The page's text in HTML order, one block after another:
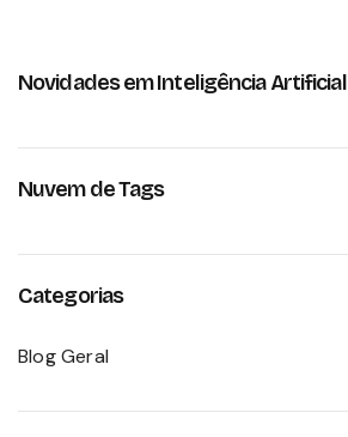
Novidades em Inteligência Artificial
Nuvem de Tags
Categorias
Blog Geral